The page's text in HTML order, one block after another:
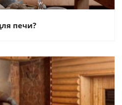
печи?